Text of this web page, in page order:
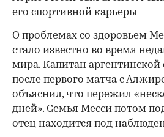
00:00 / 00:00
его спортивной карьеры
О проблемах со здоровьем
стало известно во время
мира. Капитан аргентинской
после первого матча с
объяснил, что пережил
дней». Семья Месси потом
отец находится под